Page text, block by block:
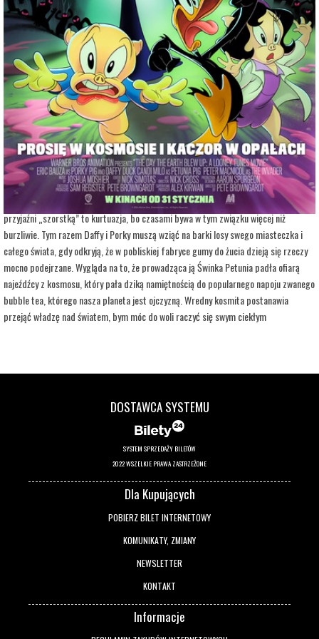
adres:
Siennieńska 54
data i godzina:
09.02.2025, g. 15:50
Info
Opis wydarzenia:
Ulubieńcy najmłodszych i nie tylko, bohaterowie ponadczasowej serii animacji z cyklu
Looney Tunes czyli Kaczor Daffy i Prosiak Porky debiutują na wielkim ekranie!
Szalone przygody, mnóstwo humoru i mądre przesłanie to specjalność Looney Tunes.
Wie o tym każde dziecko i co najmniej połowa dorosłych na świecie.
Kaczor Daffy i Prosiak Porky to bohaterowie jedyni w swoim rodzaju. Nazwanie ich
przyjaźni „szorstką” to kurtuazja, bo czasami bywa w tym związku więcej niż
burzliwie. Tym razem Daffy i Porky muszą wziąć na barki losy swego miasteczka i
całego świata, gdy odkryją, że w pobliskiej fabryce gumy do żucia dzieją się rzeczy
mocno podejrzane. Wygląda na to, że prowadząca ją Świnka Petunia padła ofiarą
najeźdźcy z kosmosu, który pała dziką namiętnością do popularnego napoju zwanego
bubble tea, którego nasza planeta jest ojczyzną. Wredny kosmita postanawia
przejąć władzę nad światem, bym móc do woli raczyć się swym ciekłym
DOSTAWCA SYSTEMU
SYSTEM SPRZEDAŻY BILETÓW
2022 WSZELKIE PRAWA ZASTRZEŻONE
Dla Kupujących
POBIERZ BILET INTERNETOWY
KOMUNIKATY, ZMIANY
NEWSLETTER
KONTAKT
Informacje